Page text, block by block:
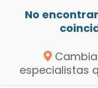
No
Cambia
especialistas